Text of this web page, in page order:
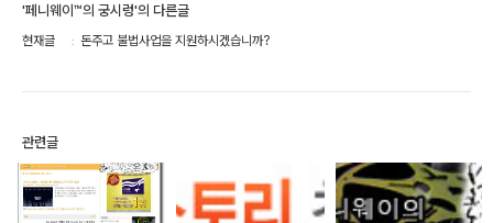
'페니웨이™의 궁시렁'의 다른글
현재글 돈주고 불법사업을 지원하시겠습니까?
관련글